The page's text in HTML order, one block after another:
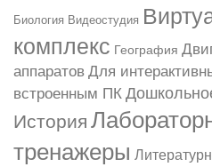
Биология Видеостудия
комплекс География
аппаратов Для
встроенным ПК
История
тренажеры